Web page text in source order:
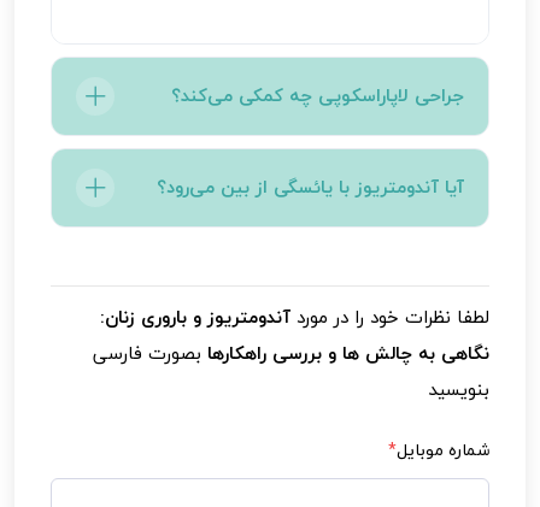
جراحی لاپاراسکوپی چه کمکی می‌کند؟
این جراحی برای برداشتن بافت‌های آندومتریوز و
چسبندگی‌ها انجام می‌شود و می‌تواند درد را
آیا آندومتریوز با یائسگی از بین می‌رود؟
کاهش می‌یابد، اما در برخی زنان ممکن است علائم
ادامه داشته باشد.
لطفا نظرات خود را در مورد آندومتریوز و باروری زنان:
نگاهی به چالش ها و بررسی راهکارها بصورت فارسی
بنویسید
شماره موبایل*